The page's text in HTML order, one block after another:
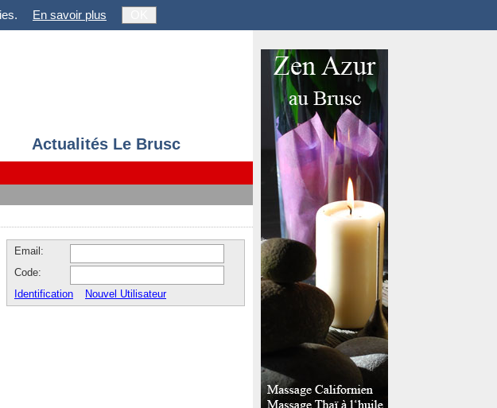
En savoir plus
Actualités Le Brusc
Email:
Code:
Identification
Nouvel Utilisateur